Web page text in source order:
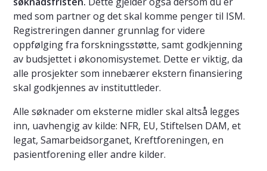
med som partner og det skal komme penger til ISM.
Registreringen danner grunnlag for videre
oppfølging fra forskningsstøtte, samt godkjenning
av budsjettet i økonomisystemet. Dette er viktig, da
alle prosjekter som innebærer ekstern finansiering
skal godkjennes av instituttleder.
Alle søknader om eksterne midler skal altså legges
inn, uavhengig av kilde: NFR, EU, Stiftelsen DAM, et
legat, Samarbeidsorganet, Kreftforeningen, en
pasientforening eller andre kilder.